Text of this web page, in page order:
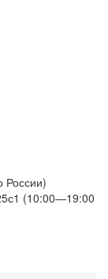
России)
(10:00—19:00